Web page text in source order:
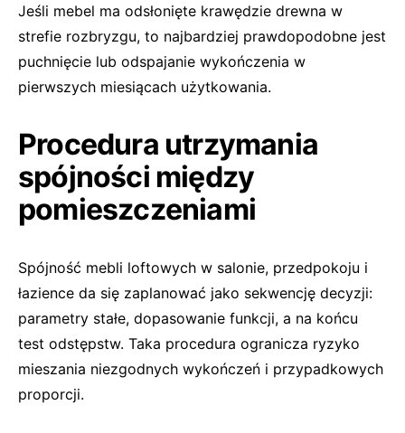
Jeśli mebel ma odsłonięte krawędzie drewna w
strefie rozbryzgu, to najbardziej prawdopodobne jest
puchnięcie lub odspajanie wykończenia w
pierwszych miesiącach użytkowania.
Procedura utrzymania
spójności między
pomieszczeniami
Spójność mebli loftowych w salonie, przedpokoju i
łazience da się zaplanować jako sekwencję decyzji:
parametry stałe, dopasowanie funkcji, a na końcu
test odstępstw. Taka procedura ogranicza ryzyko
mieszania niezgodnych wykończeń i przypadkowych
proporcji.